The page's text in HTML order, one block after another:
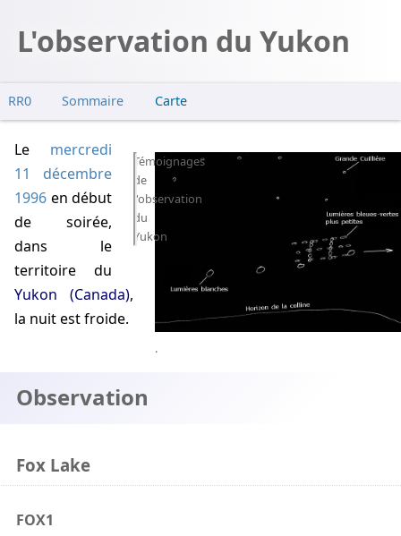
L'observation du Yukon
RR0 Sommaire
Observation
Fox Lake
FOX1
FOX2 et FOX3
FOX4 et FOX5
Pelly Crossing
Carmacks
Enquête
Carte
.
Témoignages
de
l'observation
du
Yukon
Le mercredi
11 décembre
1996 en début
de soirée,
dans le
territoire du
Yukon (Canada),
la nuit est froide.
Observation
Fox Lake
FOX1